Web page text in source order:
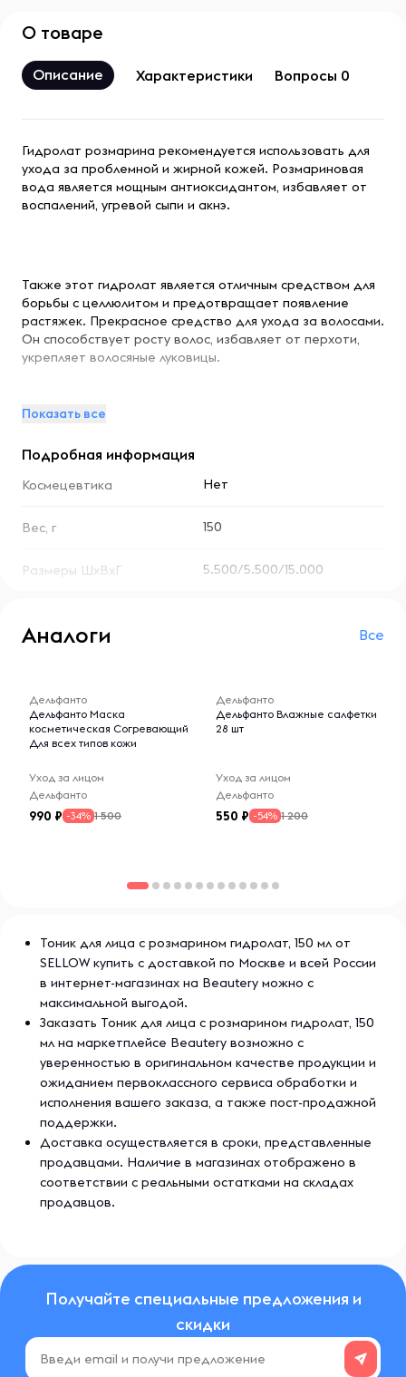
О товаре
Описание Характеристики Вопросы 0
Гидролат розмарина рекомендуется использовать для
ухода за проблемной и жирной кожей. Розмариновая
вода является мощным антиоксидантом, избавляет от
воспалений, угревой сыпи и акнэ.
Также этот гидролат является отличным средством для
борьбы с целлюлитом и предотвращает появление
растяжек. Прекрасное средство для ухода за волосами.
Он способствует росту волос, избавляет от перхоти,
укрепляет волосяные луковицы.
бритья, т.к. прекрасно заживляет микротравмы и дарит
Показать все
Подробная информация
Космецевтика Нет
Вес, г 150
Размеры ШхВхГ 5.500/5.500/15.000
Аналоги Все
Дельфанто
Дельфанто Маска
косметическая Согревающий
Для всех типов кожи
Уход за лицом
Дельфанто
990 -34% 1 500
Дельфанто
Дельфанто Влажные салфетки
28 шт
Уход за лицом
Дельфанто
550 -54% 1 200
Тоник для лица с розмарином гидролат, 150 мл от
SELLOW купить с доставкой по Москве и всей России
в интернет-магазинах на Beautery можно с
максимальной выгодой.
Заказать Тоник для лица с розмарином гидролат, 150
мл на маркетплейсе Beautery возможно с
уверенностью в оригинальном качестве продукции и
ожиданием первоклассного сервиса обработки и
исполнения вашего заказа, а также пост-продажной
поддержки.
Доставка осуществляется в сроки, представленные
продавцами. Наличие в магазинах отображено в
соответствии с реальными остатками на складах
продавцов.
Получайте специальные предложения и
скидки